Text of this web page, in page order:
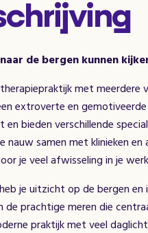
de bergen kunnen
met meerdere
extroverte en
bieden verschillende
nauw samen met klinieken en
je veel afwisseling in je
je uitzicht op de bergen en
de prachtige meren die
praktijk met veel